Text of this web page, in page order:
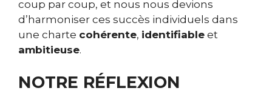
coup par coup, et nous nous devions
d’harmoniser ces succès individuels dans
une charte cohérente, identifiable et
ambitieuse.
NOTRE RÉFLEXION